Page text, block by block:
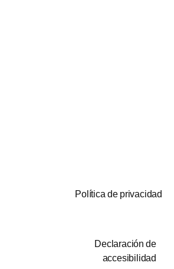
Política de privacidad
Declaración de
accesibilidad